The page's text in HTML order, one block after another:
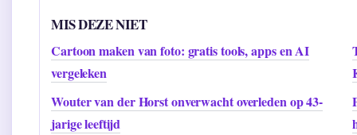
MIS DEZE NIET
Cartoon maken van foto: gratis tools, apps en AI
vergeleken
Wouter van der Horst onverwacht overleden op 43-
jarige leeftijd